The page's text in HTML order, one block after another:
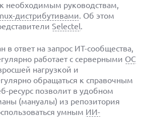
к необходимым руководствам,
дистрибутивами. Об этом
Selectel.
в ответ на запрос ИT-сообщества,
работает с серверными ОС
нагрузкой и
обращаться к справочным
ресурс позволит в удобном
(мануалы) из репозитория
умным ИИ-